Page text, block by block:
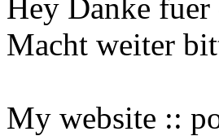
Hey Danke fuer
Macht weiter
My website ::